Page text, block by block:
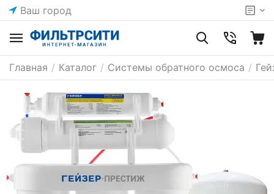
Ваш город
Главная / Каталог / Системы обратного осмоса /